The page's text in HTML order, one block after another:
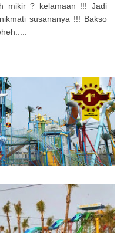
mikir ? kelamaan !!! Jadi
susananya !!! Bakso